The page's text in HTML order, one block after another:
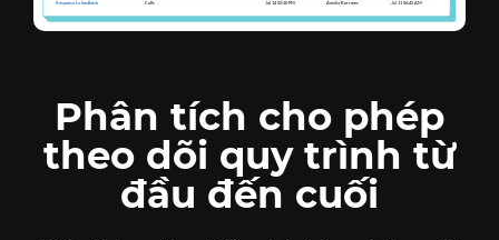
Phân tích cho phép
theo dõi quy trình từ
đầu đến cuối